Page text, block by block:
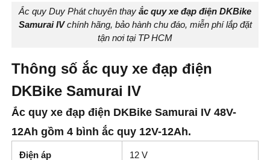
Ắc quy Duy Phát chuyên thay ắc quy xe đạp điện DKBike
Samurai IVchính hãng, bảo hành chu đáo, miễn phí lắp đặt
tận nơi tại TP HCM
Thông số ắc quy xe đạp điện
DKBike Samurai IV
Ắc quy xe đạp điện DKBike Samurai IV 48V-
12Ah gồm 4 bình ắc quy 12V-12Ah.
Điện áp 12 V